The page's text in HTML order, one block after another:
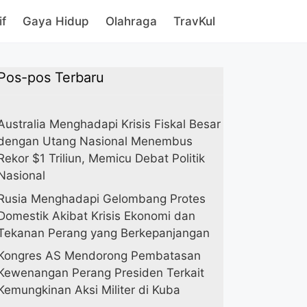
Gaya Hidup Olahraga TravKul
pos Terbaru
Menghadapi Krisis Fiskal Besar
Utang Nasional Menembus
$1 Triliun, Memicu Debat Politik
Menghadapi Gelombang Protes
Akibat Krisis Ekonomi dan
Perang yang Berkepanjangan
AS Mendorong Pembatasan
Perang Presiden Terkait
Aksi Militer di Kuba